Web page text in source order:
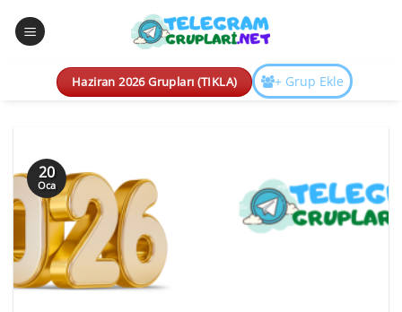
atla
Haziran 2026 Grupları (TIKLA) + Grup Ekle
20
Oca